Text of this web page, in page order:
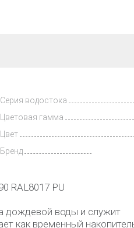
Серия водостока
Цветовая гамма
Цвет
Бренд
RAL8017 PU
дождевой воды и служит
как временный